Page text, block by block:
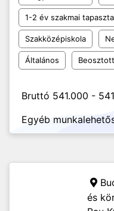
1-2 év szakmai
Szakközépiskola
Általános Beosztott
Bruttó 541.000 -
Egyéb
és